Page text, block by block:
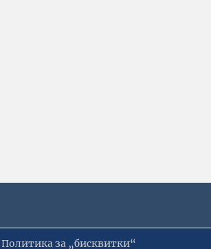
Политика за „бисквитки“